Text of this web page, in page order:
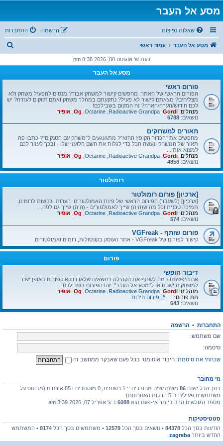
מסע אל העבר
שאלות נפוצות התחברות הרשמה
מסע אל העבר עמוד ראשי
ו
כעת ש' אוגוסט 08, 2026 8:38 pm
מסע אל העבר
פורום ראשי
הפורום הראשי של האתר. מחפשים קישור למשחק אבוד? מנסים להפעיל משחק ולא
מצליחים? מצאתם קישור לא פעיל? נתקעתם במהלך משחק ואתם זקוקים לעזרה? יש
לכם חידוש/הערה/הארה? זה המקום בשבילכם!
מנהלים: Gordi
Radioactive Grandpa
Octarine
Og אופיר
נושאים: 6788
תאורים למשחקים
מחפשים את "הכדור הקופץ ההוא"? מתגעגעים ל"משחק עם הטנקים"? כתבו פה
תאור של המשחק ונעשה הכל כדי לגלות את השם הלועזי שלו - ובכך לעזור לכם
למצוא אותו...
מנהלים: Gordi
Radioactive Grandpa
Octarine
Og אופיר
נושאים: 4856
רומולטור
[ארכיון] פורום רומולטור
[ארכיון] (לשעבר) הפורום הראשי של פינת האמולטורים. הערות, בקשות לרומים,
תמיכה טכנית וכל מה ש(היה) שייך לאמולטורים - (היה) שייך גם לפה...
מנהלים: Gordi
Radioactive Grandpa
Octarine
Og אופיר
נושאים: 574
פורום שותף - VGFreak
קישור לפורום של VGFreak - אתר העוסק בקונסולות, רומים ואמולטורים.
פורום
דיבור חופשי
אם חיפשתם במה לשתף את הקהילה בנושאים שלאו דווקא קשורים באופן ישיר
למשחקים ישנים או ל"מסע אל העבר", זהו הפורום בשבילכם!
מנהלים: Gordi
Radioactive Grandpa
Octarine
Og אופיר
תת פורום:
פורום חידות
נושאים: 643
התחברות • הרשמה
שם משתמש:
סיסמה:
שכחתי את סיסמתי חיבור אוטומטי בכל פעם שאבקר ממחשב זה
מי מחובר
בסך הכל ישנם 86
משתמשים מחוברים :: 1 רשומים, 0 מוסתרים ו 85 אורחים (מבוסס על
משתמשים פעילים ב־5 הדקות האחרונות)
מספר הגולשים הרב ביותר אי-פעם הוא 6088 ב ג' אפריל 07, 2026 3:39 am
סטטיסטיקות
הודעות בסך הכל 84378 • נושאים בסך הכל 12579 • משתמשים בסך הכל 9174 • המשתמש
החדש ביותר zagreba